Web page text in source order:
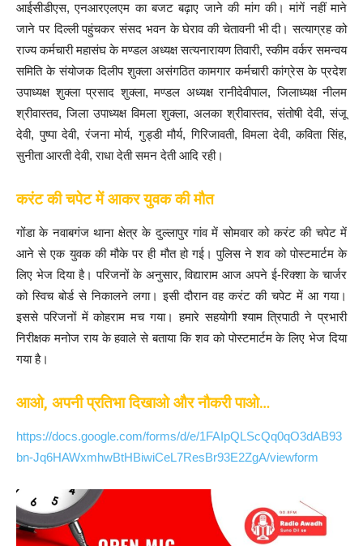
आईसीडीएस, एनआरएलएम का बजट बढ़ाए जाने की मांग की। मांगें नहीं माने
जाने पर दिल्ली पहुंचकर संसद भवन के घेराव की चेतावनी भी दी। सत्याग्रह को
राज्य कर्मचारी महासंघ के मण्डल अध्यक्ष सत्यनारायण तिवारी, स्कीम वर्कर समन्वय
समिति के संयोजक दिलीप शुक्ला असंगठित कामगार कर्मचारी कांग्रेस के प्रदेश
उपाध्यक्ष शुक्ला प्रसाद शुक्ला, मण्डल अध्यक्ष रानीदेवीपाल, जिलाध्यक्ष नीलम
श्रीवास्तव, जिला उपाध्यक्ष विमला शुक्ला, अलका श्रीवास्तव, संतोषी देवी, संजू
देवी, पुष्पा देवी, रंजना मोर्य, गुड्डी मौर्य, गिरिजावती, विमला देवी, कविता सिंह,
सुनीता आरती देवी, राधा देती समन देती आदि रही।
करंट की चपेट में आकर युवक की मौत
गोंडा के नवाबगंज थाना क्षेत्र के दुल्लापुर गांव में सोमवार को करंट की चपेट में
आने से एक युवक की मौके पर ही मौत हो गई। पुलिस ने शव को पोस्टमार्टम के
लिए भेज दिया है। परिजनों के अनुसार, विद्याराम आज अपने ई-रिक्शा के चार्जर
को स्विच बोर्ड से निकालने लगा। इसी दौरान वह करंट की चपेट में आ गया।
इससे परिजनों में कोहराम मच गया। हमारे सहयोगी श्याम त्रिपाठी ने प्रभारी
निरीक्षक मनोज राय के हवाले से बताया कि शव को पोस्टमार्टम के लिए भेज दिया
गया है।
आओ, अपनी प्रतिभा दिखाओ और नौकरी पाओ…
https://docs.google.com/forms/d/e/1FAIpQLScQq0qO3dAB93
bn-Jq6HAWxmhwBtHBiwiCeL7ResBr93E2ZgA/viewform